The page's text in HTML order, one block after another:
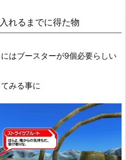
れるまでに得た物
はブースターが9個必要らしい
みる事に